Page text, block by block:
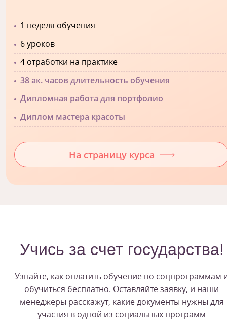
1 неделя обучения
6 уроков
4 отработки на практике
38 ак. часов длительность обучения
Дипломная работа для портфолио
Диплом мастера красоты
На страницу курса
Учись за счет государства!
Узнайте, как оплатить обучение по соцпрограммам
обучиться бесплатно. Оставляйте заявку, и наши
менеджеры расскажут, какие документы нужны для
участия в одной из социальных программ